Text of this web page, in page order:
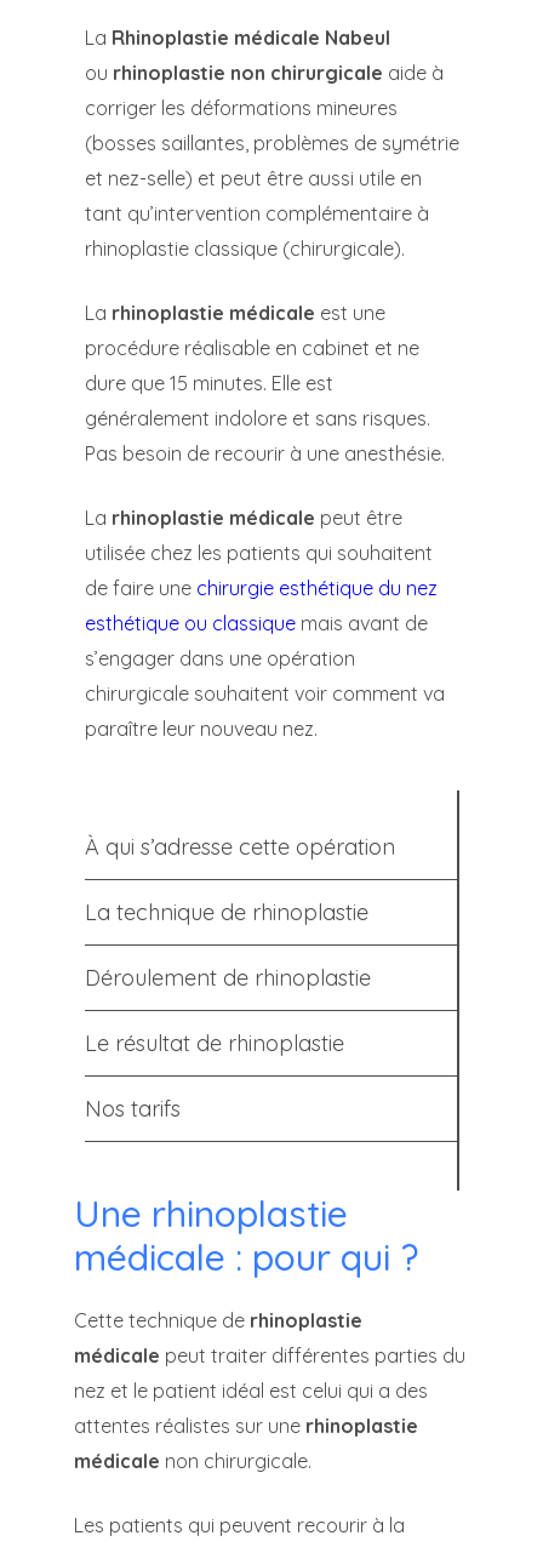
La Rhinoplastie médicale Nabeul
ou rhinoplastie non chirurgicale aide à
corriger les déformations mineures
(bosses saillantes, problèmes de symétrie
et nez-selle) et peut être aussi utile en
tant qu’intervention complémentaire à
rhinoplastie classique (chirurgicale).
La rhinoplastie médicale est une
procédure réalisable en cabinet et ne
dure que 15 minutes. Elle est
généralement indolore et sans risques.
Pas besoin de recourir à une anesthésie.
La rhinoplastie médicale peut être
utilisée chez les patients qui souhaitent
de faire une chirurgie esthétique du nez
esthétique ou classique mais avant de
s’engager dans une opération
chirurgicale souhaitent voir comment va
paraître leur nouveau nez.
À qui s’adresse cette opération
La technique de rhinoplastie
Déroulement de rhinoplastie
Le résultat de rhinoplastie
Nos tarifs
Une rhinoplastie
médicale : pour qui ?
Cette technique de rhinoplastie
médicale peut traiter différentes parties du
nez et le patient idéal est celui qui a des
attentes réalistes sur une rhinoplastie
médicale non chirurgicale.
Les patients qui peuvent recourir à la